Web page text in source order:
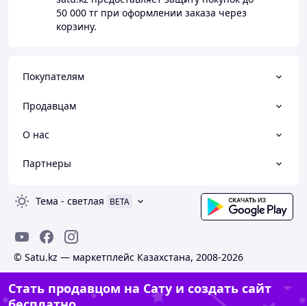
50 000 тг при оформлении заказа через
корзину.
Покупателям
Продавцам
О нас
Партнеры
Тема - светлая BETA
© Satu.kz — маркетплейс Казахстана, 2008-2026
Стать продавцом на Сату и создать сайт